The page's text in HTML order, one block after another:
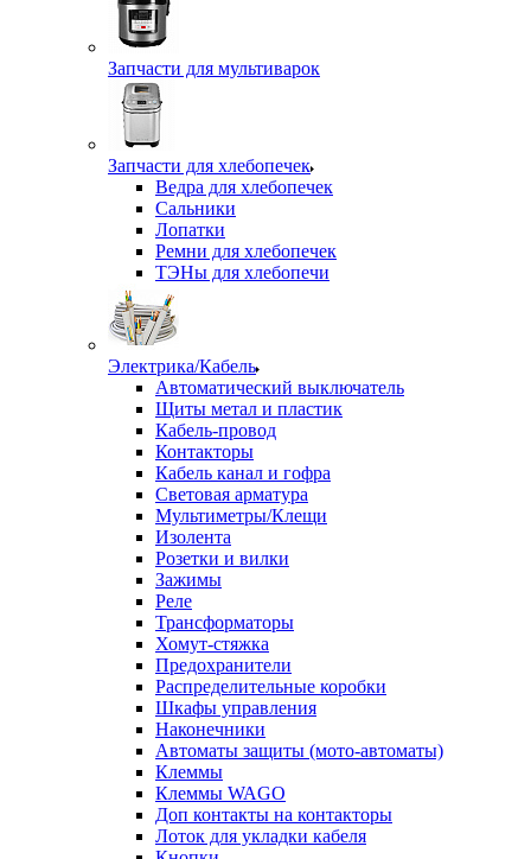
Запчасти для мультиварок
Запчасти для хлебопечек
Ведра для хлебопечек
Сальники
Лопатки
Ремни для хлебопечек
ТЭНы для хлебопечи
Электрика/Кабель
Автоматический выключатель
Щиты метал и пластик
Кабель-провод
Контакторы
Кабель канал и гофра
Световая арматура
Мультиметры/Клещи
Изолента
Розетки и вилки
Зажимы
Реле
Трансформаторы
Хомут-стяжка
Предохранители
Распределительные коробки
Шкафы управления
Наконечники
Автоматы защиты (мото-автоматы)
Клеммы
Клеммы WAGO
Доп контакты на контакторы
Лоток для укладки кабеля